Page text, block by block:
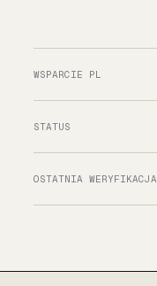
WSPARCIE PL
STATUS
OSTATNIA WERYFIKACJA